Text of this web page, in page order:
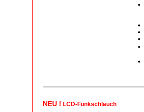
NEU ! LCD-Funkschlauch